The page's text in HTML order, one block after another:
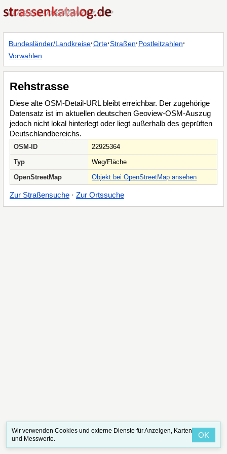
Bundesländer/Landkreise·Orte·Straßen·Postleitzahlen·
Vorwahlen
Rehstrasse
Diese alte OSM-Detail-URL bleibt erreichbar. Der zugehörige
Datensatz ist im aktuellen deutschen Geoview-OSM-Auszug
jedoch nicht lokal hinterlegt oder liegt außerhalb des geprüften
Deutschlandbereichs.
OSM-ID
22925364
Typ
Weg/Fläche
OpenStreetMap
Objekt bei OpenStreetMap ansehen
Zur Straßensuche · Zur Ortssuche
Wir verwenden Cookies und externe Dienste für Anzeigen, Karten
und Messwerte.
OK